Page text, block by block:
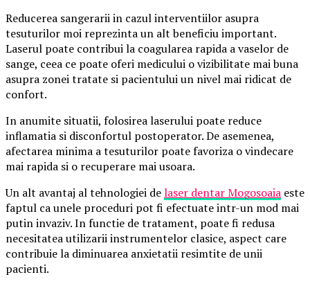
Reducerea sangerarii in cazul interventiilor asupra
tesuturilor moi reprezinta un alt beneficiu important.
Laserul poate contribui la coagularea rapida a vaselor de
sange, ceea ce poate oferi medicului o vizibilitate mai buna
asupra zonei tratate si pacientului un nivel mai ridicat de
confort.
In anumite situatii, folosirea laserului poate reduce
inflamatia si disconfortul postoperator. De asemenea,
afectarea minima a tesuturilor poate favoriza o vindecare
mai rapida si o recuperare mai usoara.
Un alt avantaj al tehnologiei delaser dentar Mogosoaia este
faptul ca unele proceduri pot fi efectuate intr-un mod mai
putin invaziv. In functie de tratament, poate fi redusa
necesitatea utilizarii instrumentelor clasice, aspect care
contribuie la diminuarea anxietatii resimtite de unii
pacienti.